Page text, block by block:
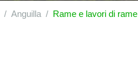
Anguilla Rame e lavori di rame